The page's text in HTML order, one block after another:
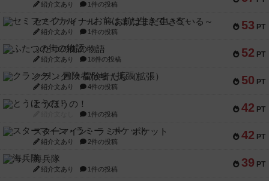
紹介文あり 1件の投稿
53 PT
セミファイナル ～お前はまだ生きている～
紹介文あり 1件の投稿
52 PT
ふたつの街の物語
紹介文あり 18件の投稿
50 PT
クランク! ：冒険者たち（拡張）
紹介文あり 4件の投稿
42 PT
とうほうの！
1件の投稿
42 PT
スターマイン・ラミー ポケット
紹介文あり 2件の投稿
39 PT
海兵隊
紹介文あり 1件の投稿